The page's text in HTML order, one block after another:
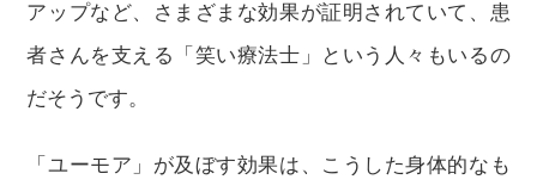
アップなど、さまざまな効果が証明されていて、患
者さんを支える「笑い療法士」という人々もいるの
だそうです。
「ユーモア」が及ぼす効果は、こうした身体的なも